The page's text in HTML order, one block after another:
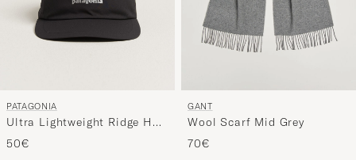
PATAGONIA
Ultra Lightweight Ridge Hat
Black
50€
GANT
Wool Scarf Mid Grey
70€